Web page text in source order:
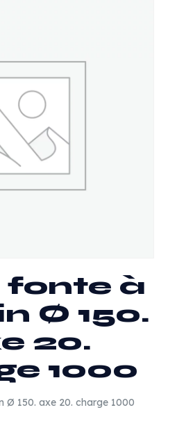
fonte à
Ø 150.
20.
1000
Ø 150. axe 20. charge 1000